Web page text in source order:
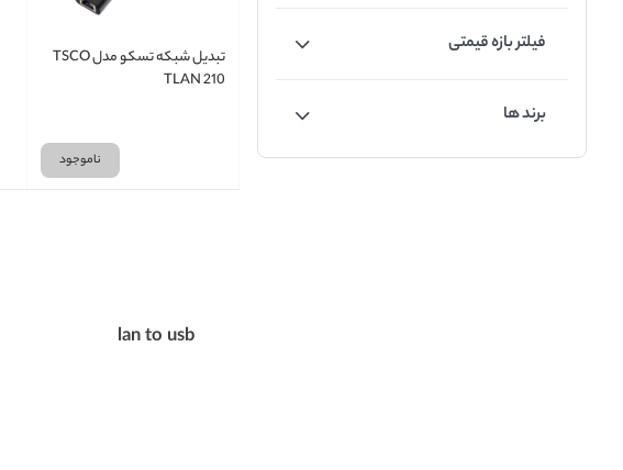
فیلتر بازه قیمتی
برند ها
تبدیل شبکه تسکو مدل TSCO
TLAN 210
ناموجود
lan to usb